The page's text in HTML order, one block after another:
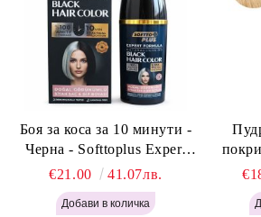
Боя за коса за 10 минути -
Черна - Softtoplus Expert
Woman Black 400мл
€21.00 41.07лв.
Pro